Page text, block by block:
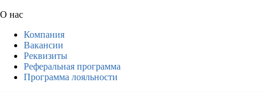
О нас
Компания
Вакансии
Реквизиты
Реферальная программа
Программа лояльности